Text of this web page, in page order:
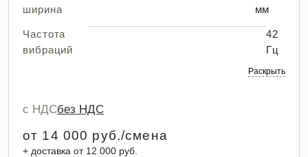
ширина
мм
Частота
вибраций
42
Гц
Раскрыть
с НДСбез НДС
от 14 000 руб./смена
+ доставка от 12 000 руб.